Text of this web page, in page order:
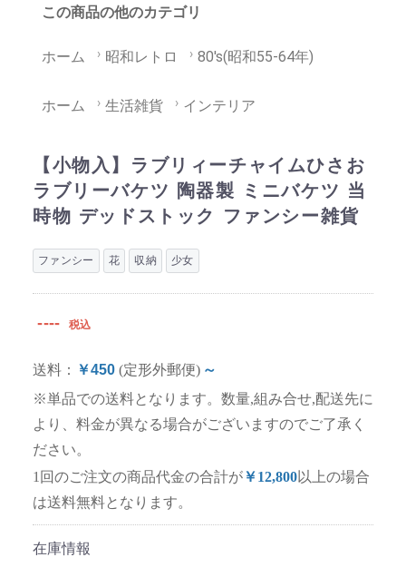
この商品の他のカテゴリ
ホーム 昭和レトロ 80's(昭和55-64年)
ホーム 生活雑貨 インテリア
【小物入】ラブリィーチャイムひさお
ラブリーバケツ 陶器製 ミニバケツ 当
時物 デッドストック ファンシー雑貨
ファンシー 花 収納 少女
---- 税込
送料： ￥450 (定形外郵便) ～
※単品での送料となります。数量,組み合せ,配送先に
より、料金が異なる場合がございますのでご了承く
ださい。
1回のご注文の商品代金の合計が￥12,800以上の場合
は送料無料となります。
在庫情報